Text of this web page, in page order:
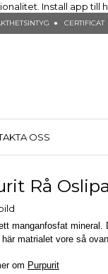
Install app till
● CERTIFICAT
OSS
Rå
manganfosfat
matrialet vore så
om Purpurit